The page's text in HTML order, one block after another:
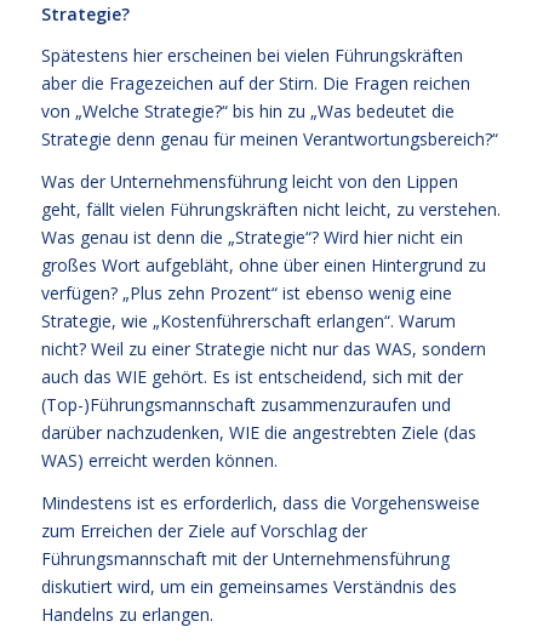
Strategie?
Spätestens hier erscheinen bei vielen Führungskräften
aber die Fragezeichen auf der Stirn. Die Fragen reichen
von „Welche Strategie?“ bis hin zu „Was bedeutet die
Strategie denn genau für meinen Verantwortungsbereich?“
Was der Unternehmensführung leicht von den Lippen
geht, fällt vielen Führungskräften nicht leicht, zu verstehen.
Was genau ist denn die „Strategie“? Wird hier nicht ein
großes Wort aufgebläht, ohne über einen Hintergrund zu
verfügen? „Plus zehn Prozent“ ist ebenso wenig eine
Strategie, wie „Kostenführerschaft erlangen“. Warum
nicht? Weil zu einer Strategie nicht nur das WAS, sondern
auch das WIE gehört. Es ist entscheidend, sich mit der
(Top-)Führungsmannschaft zusammenzuraufen und
darüber nachzudenken, WIE die angestrebten Ziele (das
WAS) erreicht werden können.
Mindestens ist es erforderlich, dass die Vorgehensweise
zum Erreichen der Ziele auf Vorschlag der
Führungsmannschaft mit der Unternehmensführung
diskutiert wird, um ein gemeinsames Verständnis des
Handelns zu erlangen.